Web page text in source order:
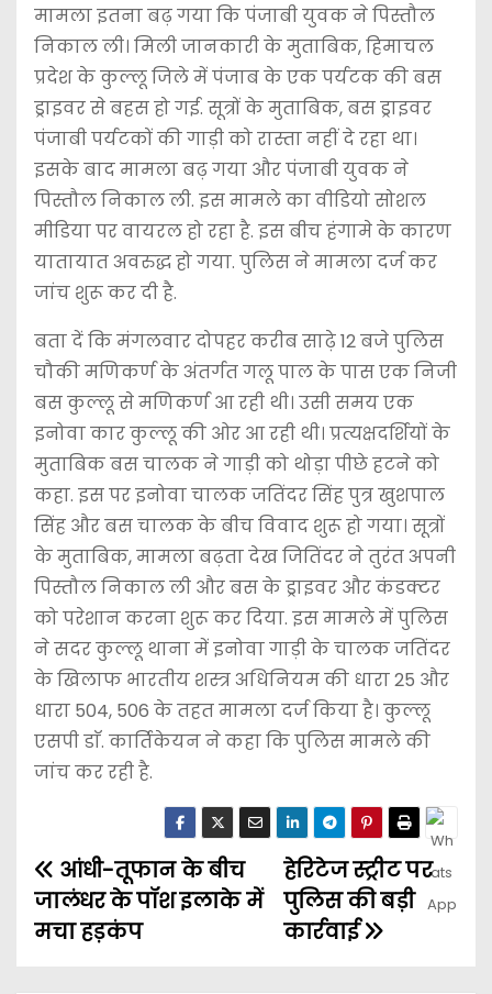
मामला इतना बढ़ गया कि पंजाबी युवक ने पिस्तौल
निकाल ली। मिली जानकारी के मुताबिक, हिमाचल
प्रदेश के कुल्लू जिले में पंजाब के एक पर्यटक की बस
ड्राइवर से बहस हो गई. सूत्रों के मुताबिक, बस ड्राइवर
पंजाबी पर्यटकों की गाड़ी को रास्ता नहीं दे रहा था।
इसके बाद मामला बढ़ गया और पंजाबी युवक ने
पिस्तौल निकाल ली. इस मामले का वीडियो सोशल
मीडिया पर वायरल हो रहा है. इस बीच हंगामे के कारण
यातायात अवरुद्ध हो गया. पुलिस ने मामला दर्ज कर
जांच शुरू कर दी है.
बता दें कि मंगलवार दोपहर करीब साढ़े 12 बजे पुलिस
चौकी मणिकर्ण के अंतर्गत गलू पाल के पास एक निजी
बस कुल्लू से मणिकर्ण आ रही थी। उसी समय एक
इनोवा कार कुल्लू की ओर आ रही थी। प्रत्यक्षदर्शियों के
मुताबिक बस चालक ने गाड़ी को थोड़ा पीछे हटने को
कहा. इस पर इनोवा चालक जतिंदर सिंह पुत्र खुशपाल
सिंह और बस चालक के बीच विवाद शुरू हो गया। सूत्रों
के मुताबिक, मामला बढ़ता देख जितिंदर ने तुरंत अपनी
पिस्तौल निकाल ली और बस के ड्राइवर और कंडक्टर
को परेशान करना शुरू कर दिया. इस मामले में पुलिस
ने सदर कुल्लू थाना में इनोवा गाड़ी के चालक जतिंदर
के खिलाफ भारतीय शस्त्र अधिनियम की धारा 25 और
धारा 504, 506 के तहत मामला दर्ज किया है। कुल्लू
एसपी डाॅ. कार्तिकेयन ने कहा कि पुलिस मामले की
जांच कर रही है.
हेरिटेज स्ट्रीट पर
पुलिस की बड़ी
कार्रवाई
आंधी-तूफान के बीच
जालंधर के पॉश इलाके में
मचा हड़कंप